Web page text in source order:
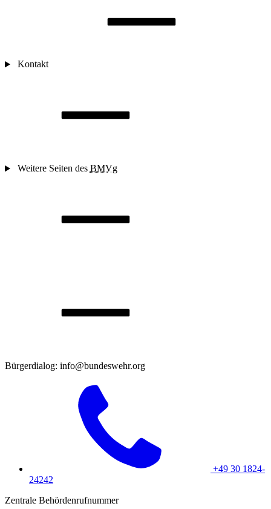
Kontakt
Weitere Seiten des BMVg
Bürgerdialog: info@bundeswehr.org
+49 30 1824-
24242
Zentrale Behördenrufnummer